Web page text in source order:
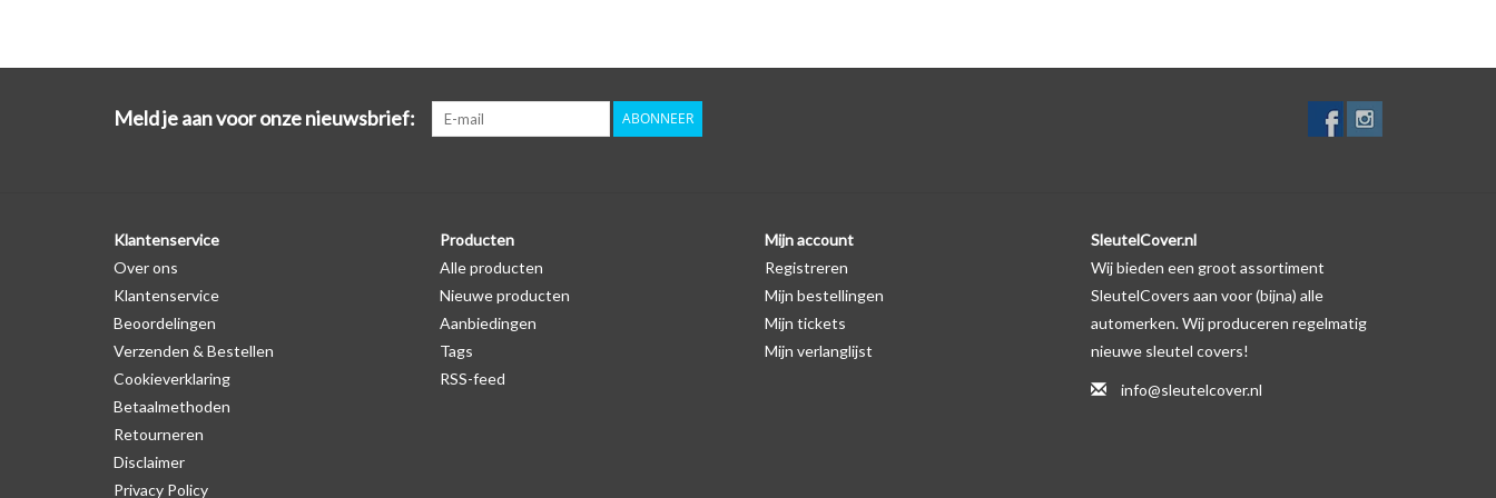
autosleutel hoesje, waardoor het logo in de meeste gevallen op de originele autosleutel behuizing wel
zichtbaar is. U kunt dit zelf nagaan door op de productfoto te kijken of er een logo zichtbaar is.
Merk: SleutelCover
Geschikt voor: Opel
Gewicht: 20g
Meld je aan voor onze nieuwsbrief: ABONNEER
Klantenservice
Over ons
Klantenservice
Beoordelingen
Verzenden & Bestellen
Cookieverklaring
Betaalmethoden
Retourneren
Disclaimer
Privacy Policy
Producten
Alle producten
Nieuwe producten
Aanbiedingen
Tags
RSS-feed
Mijn account
Registreren
Mijn bestellingen
Mijn tickets
Mijn verlanglijst
SleutelCover.nl
Wij bieden een groot assortiment
SleutelCovers aan voor (bijna) alle
automerken. Wij produceren regelmatig
nieuwe sleutel covers!
info@sleutelcover.nl